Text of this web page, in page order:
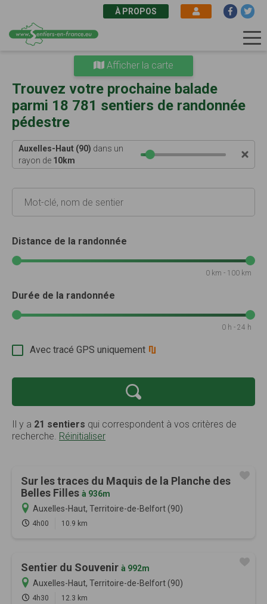
principal
À PROPOS
Trouvez votre prochaine balade
parmi 18 781 sentiers de randonnée
pédestre
Auxelles-Haut (90) dans un
rayon de 10km
Distance de la randonnée
0 km - 100 km
Durée de la randonnée
0 h - 24 h
Avec tracé GPS uniquement
Il y a 21 sentiers qui correspondent à vos critères de
recherche. Réinitialiser
Sur les traces du Maquis de la Planche des
Belles Filles à 936m
Auxelles-Haut, Territoire-de-Belfort (90)
4h00 10.9 km
Sentier du Souvenir à 992m
Auxelles-Haut, Territoire-de-Belfort (90)
4h30 12.3 km
Afficher la carte